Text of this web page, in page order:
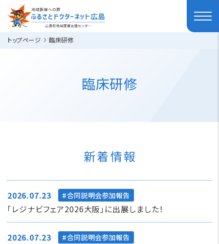
トップページ 臨床研修
臨床研修
新着情報
2026.07.23 合同説明会参加報告
「レジナビフェア2026大阪」に出展しました！
2026.07.23 合同説明会参加報告